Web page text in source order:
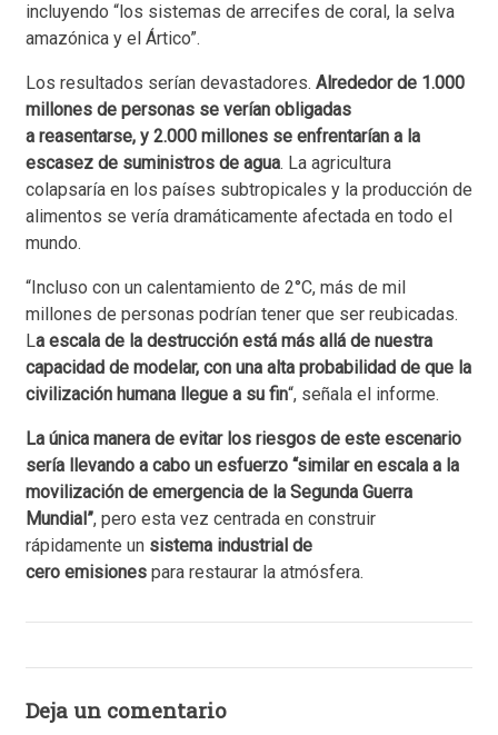
incluyendo “los sistemas de arrecifes de coral, la selva
amazónica y el Ártico”.
Los resultados serían devastadores. Alrededor de 1.000
millones de personas se verían obligadas
a reasentarse, y 2.000 millones se enfrentarían a la
escasez de suministros de agua. La agricultura
colapsaría en los países subtropicales y la producción de
alimentos se vería dramáticamente afectada en todo el
mundo.
“Incluso con un calentamiento de 2°C, más de mil
millones de personas podrían tener que ser reubicadas.
La escala de la destrucción está más allá de nuestra
capacidad de modelar, con una alta probabilidad de que la
civilización humana llegue a su fin“, señala el informe.
La única manera de evitar los riesgos de este escenario
sería llevando a cabo un esfuerzo “similar en escala a la
movilización de emergencia de la Segunda Guerra
Mundial”, pero esta vez centrada en construir
rápidamente un sistema industrial de
cero emisiones para restaurar la atmósfera.
Deja un comentario